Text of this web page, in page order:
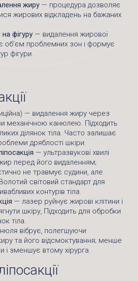
жиру — процедура дозволяє
жирових відкладень на бажаних
фігуру — видалення жирової
об’єм проблемних зон і формує
фігури.
— видалення жиру через
механічною канюлею. Підходить
ділянок тіла. Часто залишає
дряблості шкіри.
— ультразвукові хвилі
перед його видаленням;
не травмує судини, але
світовий стандарт для
контурів тіла.
— лазер руйнує жирові клітини і
шкіру, Підходить для обробки
тіла.
вібрує, полегшуючи
та його відсмоктування; менше
і зменшує втому хірурга.